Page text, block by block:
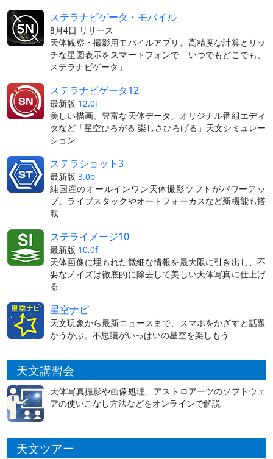
ステラナビゲータ・モバイル
8月4日 リリース
天体観察・撮影用モバイルアプリ。高精度な計算とリッ
チな星図表示をスマートフォンで「いつでもどこでも、
ステラナビゲータ」
ステラナビゲータ12
最新版 12.0i
美しい描画、豊富な天体データ、オリジナル番組エディ
タなど「星空ひろがる 楽しさひろげる」天文シミュレー
ション
ステラショット3
最新版 3.0o
純国産のオールインワン天体撮影ソフトがパワーアッ
プ。ライブスタックやオートフォーカスなど新機能も搭
載
ステライメージ10
最新版 10.0f
天体画像に埋もれた微細な情報を最大限に引き出し、不
要なノイズは徹底的に除去して美しい天体写真に仕上げ
る
星空ナビ
天文現象から最新ニュースまで、スマホをかざすと話題
がうかぶ。不思議がいっぱいの星空を楽しもう
天文講習会
天体写真撮影や画像処理、アストロアーツのソフトウェ
アの使いこなし方法などをオンラインで解説
天文ツアー